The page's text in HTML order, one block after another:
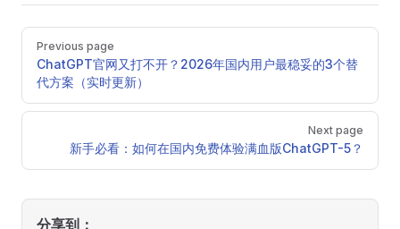
Pager
Previous page
ChatGPT官网又打不开？2026年国内用户最稳妥的3个替
代方案（实时更新）
Next page
新手必看：如何在国内免费体验满血版ChatGPT-5？
分享到：